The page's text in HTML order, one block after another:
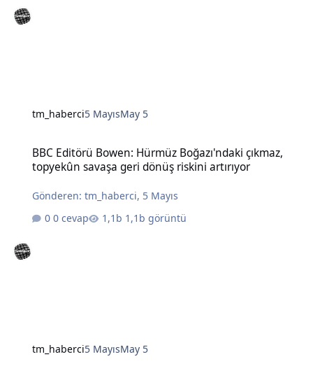
tm_haberci5 MayısMay 5
BBC Editörü Bowen: Hürmüz Boğazı'ndaki çıkmaz,
topyekûn savaşa geri dönüş riskini artırıyor
Gönderen:tm_haberci, 5 Mayıs
0 cevap
1,1b görüntü
tm_haberci5 MayısMay 5